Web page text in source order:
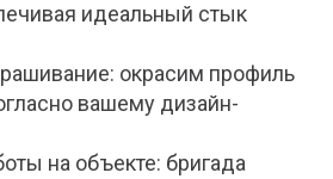
идеальный стык
окрасим профиль
вашему дизайн-
на объекте: бригада